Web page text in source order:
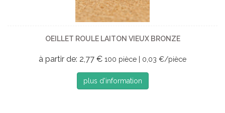
OEILLET ROULE LAITON VIEUX BRONZE
à partir de: 2,77 € 100 pièce | 0,03 €/pièce
plus d'information